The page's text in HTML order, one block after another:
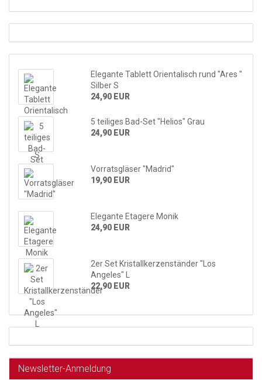
Elegante Tablett Orientalisch rund "Ares "
Silber S
24,90 EUR
5 teiliges Bad-Set "Helios" Grau
24,90 EUR
Vorratsgläser "Madrid"
19,90 EUR
Elegante Etagere Monik
24,90 EUR
2er Set Kristallkerzenständer "Los
Angeles" L
22,90 EUR
Newsletter-Anmeldung